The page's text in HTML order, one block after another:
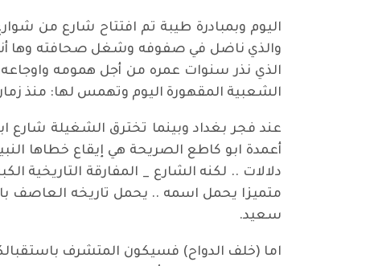
اليوم وبمبادرة طيبة تم افتتاح شارع من
والذي ناضل في صفوفه وشغل صحافته وها أنا
الذي نذر سنوات عمره من أجل همومه
الشعبية المقهورة اليوم وتهمس لها: منذ
عند فجر بغداد وبينما تخترق الشغيلة شارع
أعمدة ابو كاطع الصريحة هي إيقاع خطاها
دلالات .. لكنه الشارع _ المفارقة
متميزا يحمل اسمه .. يحمل تاريخه
سعيد.
اما (خلف الدواح) فسيكون المتشرف